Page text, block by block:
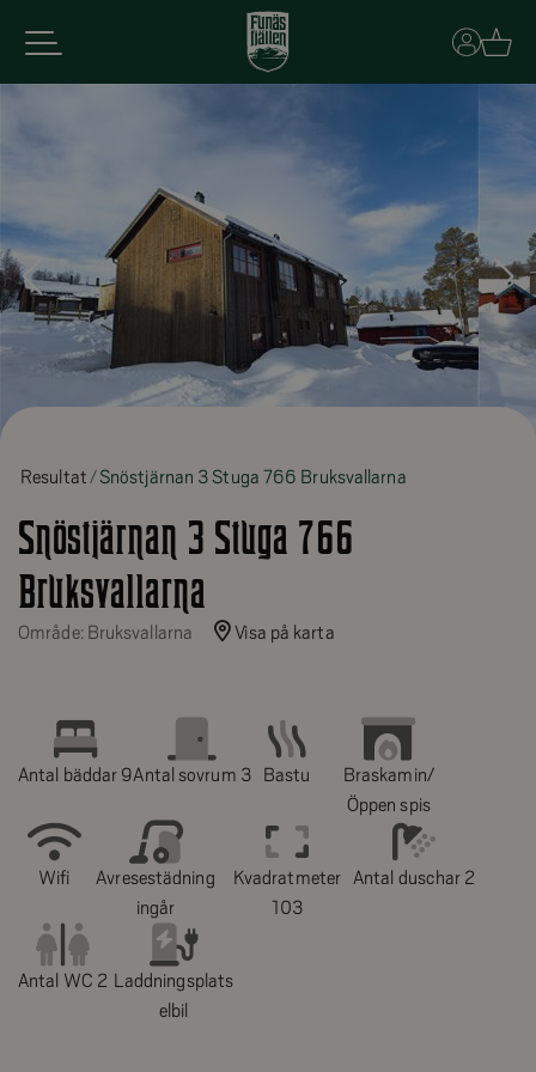
Basket
Resultat Snöstjärnan 3 Stuga 766 Bruksvallarna
Snöstjärnan 3 Stuga 766
Bruksvallarna
Område: Bruksvallarna Visa på karta
Antal bäddar 9Antal sovrum 3 Bastu
Braskamin/
Öppen spis
Wifi
Avresestädning
ingår
Kvadratmeter
103
Antal duschar 2
Antal WC 2 Laddningsplats
elbil